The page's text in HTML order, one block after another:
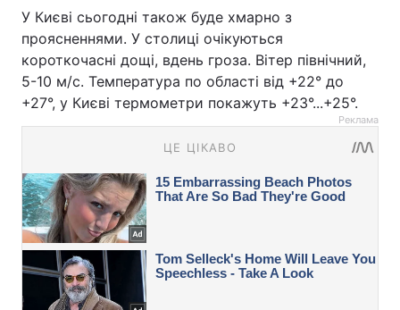
У Києві сьогодні також буде хмарно з
проясненнями. У столиці очікуються
короткочасні дощі, вдень гроза. Вітер північний,
5-10 м/с. Температура по області від +22° до
+27°, у Києві термометри покажуть +23°...+25°.
Реклама